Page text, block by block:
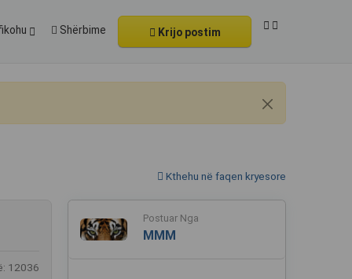
Shërbime Krijo postim
Kthehu në faqen kryesore
12036
Postuar Nga
MMM